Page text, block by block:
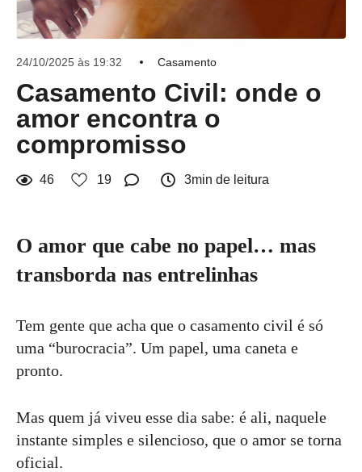
24/10/2025 às 19:32 Casamento
Casamento Civil: onde o
amor encontra o
compromisso
46 19 3min de leitura
O amor que cabe no papel… mas
transborda nas entrelinhas
Tem gente que acha que o casamento civil é só
uma “burocracia”. Um papel, uma caneta e
pronto.
Mas quem já viveu esse dia sabe: é ali, naquele
instante simples e silencioso, que o amor se torna
oficial.